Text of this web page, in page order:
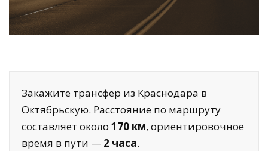
Закажите трансфер из Краснодара в
Октябрьскую. Расстояние по маршруту
составляет около 170 км, ориентировочное
время в пути — 2 часа.